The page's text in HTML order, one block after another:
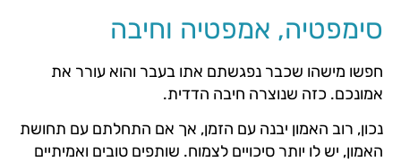
סימפטיה, אמפטיה וחיבה
חפשו מישהו שכבר נפגשתם אתו בעבר והוא עורר את
אמונכם. כזה שנוצרה חיבה הדדית.
נכון, רוב האמון יבנה עם הזמן, אך אם התחלתם עם תחושת
האמון, יש לו יותר סיכויים לצמוח. שותפים טובים ואמיתיים